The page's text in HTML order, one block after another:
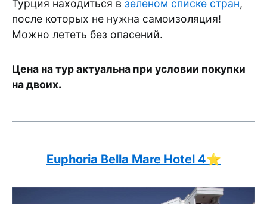
Турция находиться в зеленом списке стран,
после которых не нужна самоизоляция!
Можно лететь без опасений.
Цена на тур актуальна при условии покупки
на двоих.
Euphoria Bella Mare Hotel 4⭐️